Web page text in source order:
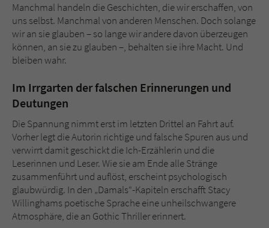
Manchmal handeln die Geschichten, die wir erschaffen, von
uns selbst. Manchmal von anderen Menschen. Doch solange
wir an sie glauben – so lange wir andere davon überzeugen
können, an sie zu glauben –, behalten sie ihre Macht. Und
bleiben wahr.
Im Irrgarten der falschen Erinnerungen und
Deutungen
Die Spannung nimmt erst im letzten Drittel an Fahrt auf.
Vorher legt die Autorin richtige und falsche Spuren aus und
verwirrt damit geschickt die Ich-Erzählerin und die
Leserinnen und Leser. Wie sie am Ende alle Stränge
zusammenführt und auflöst, erscheint psychologisch
glaubwürdig. In den „Damals“-Kapiteln erschafft Stacy
Willinghams poetische Sprache eine unheilschwangere
Atmosphäre, die an Gothic Thriller erinnert.